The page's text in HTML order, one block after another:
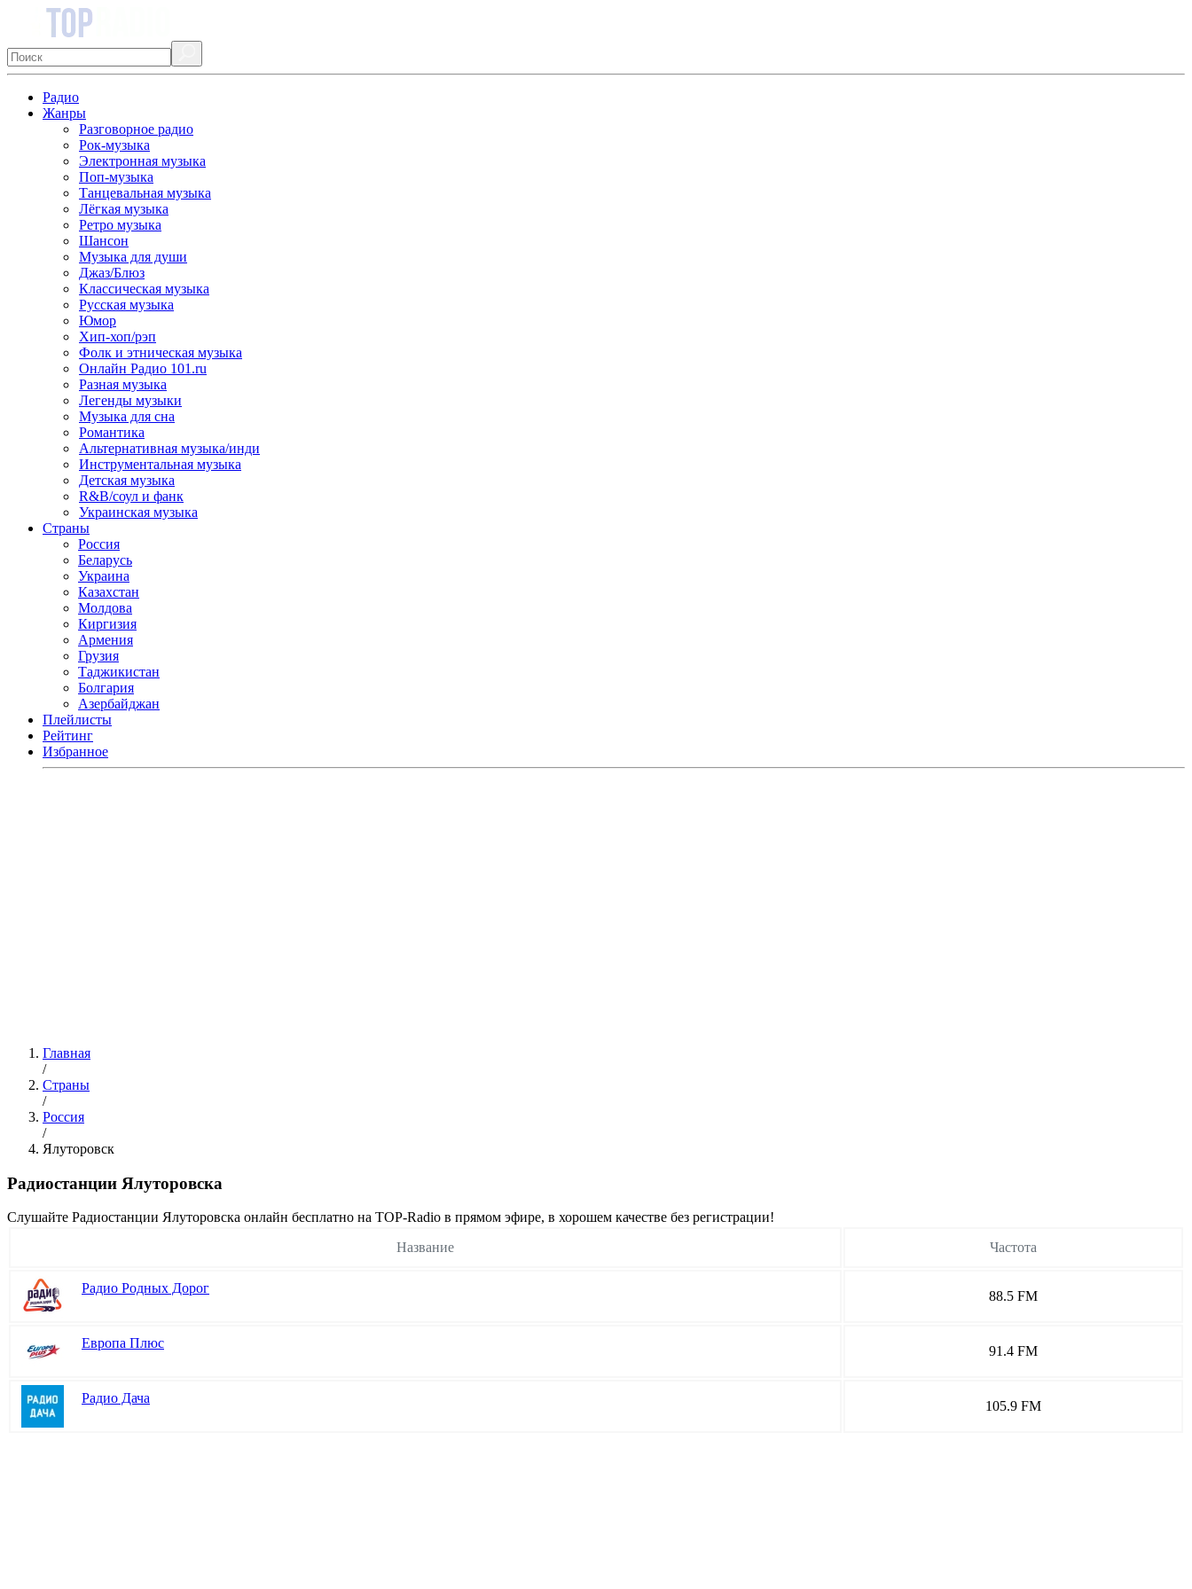
Радио
Жанры
Разговорное радио
Рок-музыка
Электронная музыка
Поп-музыка
Танцевальная музыка
Лёгкая музыка
Ретро музыка
Шансон
Музыка для души
Джаз/Блюз
Классическая музыка
Русская музыка
Юмор
Хип-хоп/рэп
Фолк и этническая музыка
Онлайн Радио 101.ru
Разная музыка
Легенды музыки
Музыка для сна
Романтика
Альтернативная музыка/инди
Инструментальная музыка
Детская музыка
R&B/cоул и фанк
Украинская музыка
Страны
Россия
Беларусь
Украина
Казахстан
Молдова
Киргизия
Армения
Грузия
Таджикистан
Болгария
Азербайджан
Плейлисты
Рейтинг
Избранное
Главная
/
Страны
/
Россия
/
Ялуторовск
Радиостанции Ялуторовска
Cлушайте Радиостанции Ялуторовска онлайн бесплатно на TOP-Radio в прямом эфире, в хорошем качестве без регистрации!
Название
Частота
Радио Родных Дорог
88.5 FM
Европа Плюс
91.4 FM
Радио Дача
105.9 FM